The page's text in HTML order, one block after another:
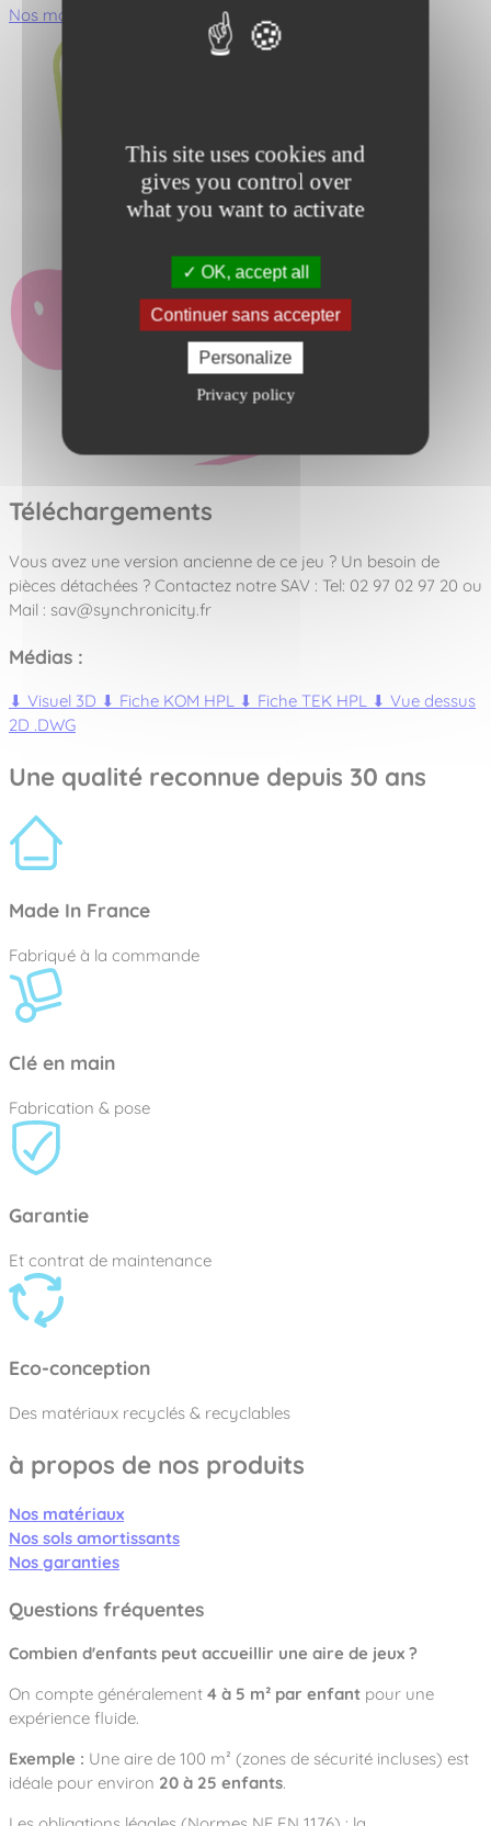
This site uses cookies and
gives you control over
what you want to activate
OK, accept all
Continuer sans accepter
Personalize
Privacy policy
Nos matériaux
Nos scellements
Téléchargements
Vous avez une version ancienne de ce jeu ? Un besoin de
pièces détachées ? Contactez notre SAV : Tel: 02 97 02 97 20 ou
Mail : sav@synchronicity.fr
Médias :
⬇ Visuel 3D ⬇ Fiche KOM HPL ⬇ Fiche TEK HPL ⬇ Vue dessus
2D .DWG
Une qualité reconnue depuis 30 ans
Made In France
Fabriqué à la commande
Clé en main
Fabrication & pose
Garantie
Et contrat de maintenance
Eco-conception
Des matériaux recyclés & recyclables
à propos de nos produits
Nos matériaux
Nos sols amortissants
Nos garanties
Questions fréquentes
Combien d'enfants peut accueillir une aire de jeux ?
On compte généralement 4 à 5 m² par enfant pour une
expérience fluide.
Exemple : Une aire de 100 m² (zones de sécurité incluses) est
idéale pour environ 20 à 25 enfants.